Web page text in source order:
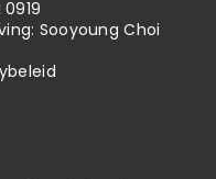
Sooyoung Choi